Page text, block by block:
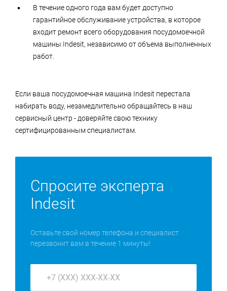
В течение одного года вам будет доступно
гарантийное обслуживание устройства, в которое
входит ремонт всего оборудования посудомоечной
машины Indesit, независимо от объема выполненных
работ.
Если ваша посудомоечная машина Indesit перестала
набирать воду, незамедлительно обращайтесь в наш
сервисный центр - доверяйте свою технику
сертифицированным специалистам.
Спросите эксперта
Indesit
Оставьте свой номер телефона и специалист
перезвонит вам в течение 1 минуты!